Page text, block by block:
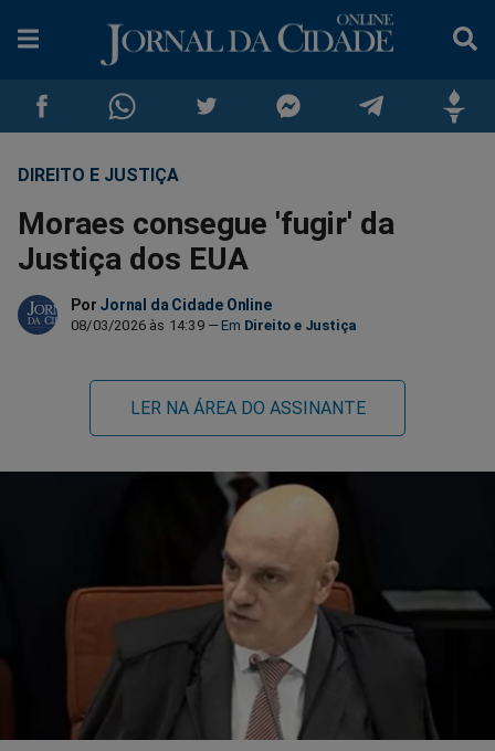
Compartilhar
no
Facebook
Compartilhar
no
Whatsapp
Compartilhar
no
Twitter
no
Messenger
no
DIREITO E JUSTIÇA
Moraes consegue 'fugir' da
Justiça dos EUA
Por Jornal da Cidade Online
08/03/2026 às 14:39 Direito e Justiça
LER NA ÁREA DO ASSINANTE